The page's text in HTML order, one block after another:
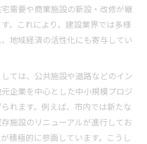
需要や商業施設の新設・改修が継
。これにより、建設業界では多様
地域経済の活性化にも寄与してい
ては、公共施設や道路などのイン
企業を中心とした中小規模プロジ
れます。例えば、市内では新たな
施設のリニューアルが進行してお
積極的に参画しています。こうし